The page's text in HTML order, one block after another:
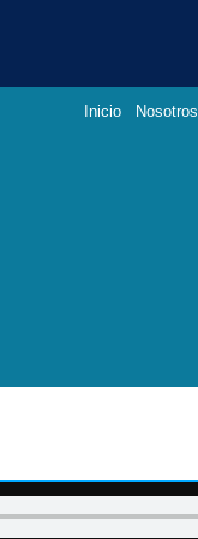
Inicio Nosotros